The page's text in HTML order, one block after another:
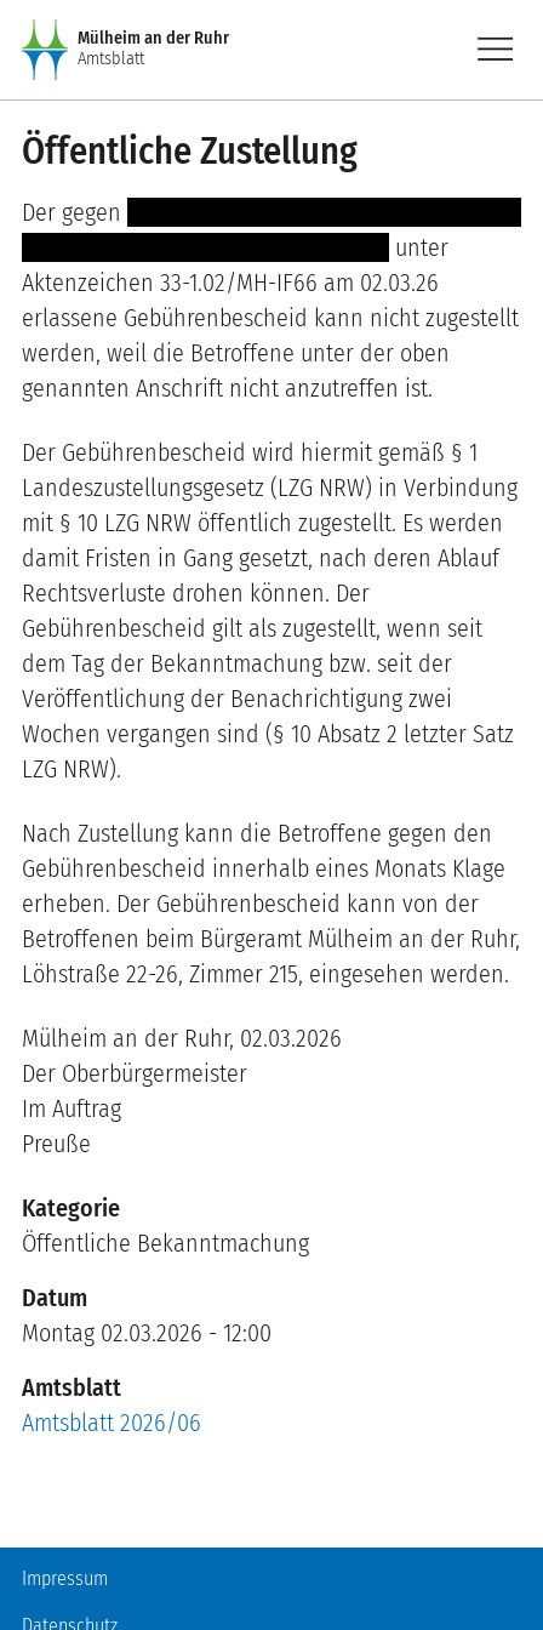
Direkt zum Inhalt
Mülheim an der Ruhr
Amtsblatt
menu
Öffentliche Zustellung
Der gegen
unter
Aktenzeichen 33-1.02/MH-IF66 am 02.03.26
erlassene Gebührenbescheid kann nicht zugestellt
werden, weil die Betroffene unter der oben
genannten Anschrift nicht anzutreffen ist.
Der Gebührenbescheid wird hiermit gemäß § 1
Landeszustellungsgesetz (LZG NRW) in Verbindung
mit § 10 LZG NRW öffentlich zugestellt. Es werden
damit Fristen in Gang gesetzt, nach deren Ablauf
Rechtsverluste drohen können. Der
Gebührenbescheid gilt als zugestellt, wenn seit
dem Tag der Bekanntmachung bzw. seit der
Veröffentlichung der Benachrichtigung zwei
Wochen vergangen sind (§ 10 Absatz 2 letzter Satz
LZG NRW).
Nach Zustellung kann die Betroffene gegen den
Gebührenbescheid innerhalb eines Monats Klage
erheben. Der Gebührenbescheid kann von der
Betroffenen beim Bürgeramt Mülheim an der Ruhr,
Löhstraße 22-26, Zimmer 215, eingesehen werden.
Mülheim an der Ruhr, 02.03.2026
Der Oberbürgermeister
Im Auftrag
Preuße
Kategorie
Öffentliche Bekanntmachung
Datum
Montag 02.03.2026 - 12:00
Amtsblatt
Amtsblatt 2026/06
Fußzeile
Impressum